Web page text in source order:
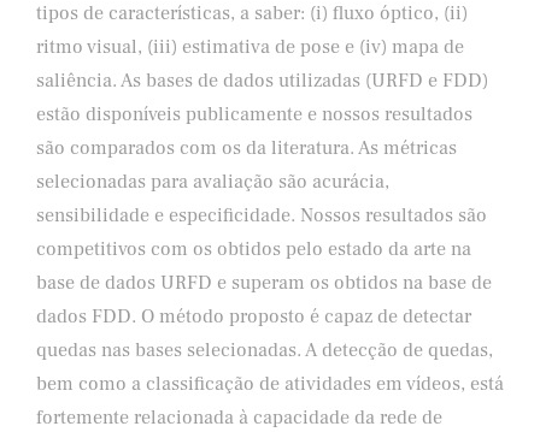
tipos de características, a saber: (i) fluxo óptico, (ii)
ritmo visual, (iii) estimativa de pose e (iv) mapa de
saliência. As bases de dados utilizadas (URFD e FDD)
estão disponíveis publicamente e nossos resultados
são comparados com os da literatura. As métricas
selecionadas para avaliação são acurácia,
sensibilidade e especificidade. Nossos resultados são
competitivos com os obtidos pelo estado da arte na
base de dados URFD e superam os obtidos na base de
dados FDD. O método proposto é capaz de detectar
quedas nas bases selecionadas. A detecção de quedas,
bem como a classificação de atividades em vídeos, está
fortemente relacionada à capacidade da rede de